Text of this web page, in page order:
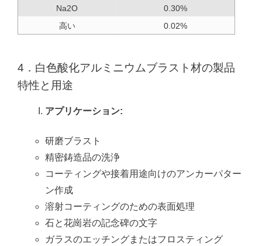
Na2O
0.30%
高い
0.02%
4．白色酸化アルミニウムブラスト材の製品
特性と用途
アプリケーション:
研磨ブラスト
精密鋳造品の洗浄
コーティングや接着用途向けのアンカーパター
ン作成
溶射コーティングのための表面処理
石と花崗岩の記念碑の文字
ガラスのエッチングまたはフロスティング